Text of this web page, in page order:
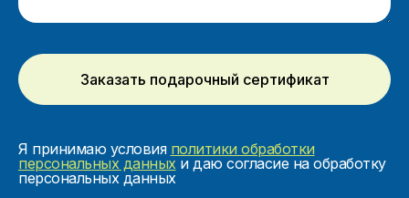
Заказать подарочный сертификат
Я принимаю условия политики обработки
персональных данныхи даю согласие на обработку
персональных данных